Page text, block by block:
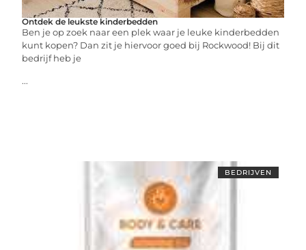
Ontdek de leukste kinderbedden
Ben je op zoek naar een plek waar je leuke kinderbedden
kunt kopen? Dan zit je hiervoor goed bij Rockwood! Bij dit
bedrijf heb je
...
BEDRIJVEN